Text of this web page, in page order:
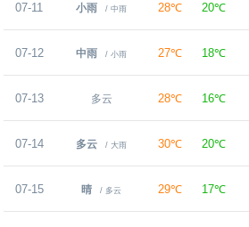
07-11 小雨 / 中雨 28℃ 20℃
07-12 中雨 / 小雨 27℃ 18℃
07-13 多云 28℃ 16℃
07-14 多云 / 大雨 30℃ 20℃
07-15 晴 / 多云 29℃ 17℃